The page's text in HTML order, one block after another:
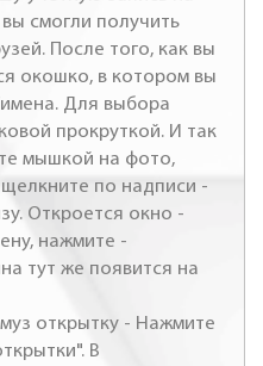
смогли получить
После того, как вы
окошко, в котором вы
Для выбора
прокруткой. И так
мышкой на фото,
по надписи -
Откроется окно -
нажмите -
тут же появится на
открытку - Нажмите
В